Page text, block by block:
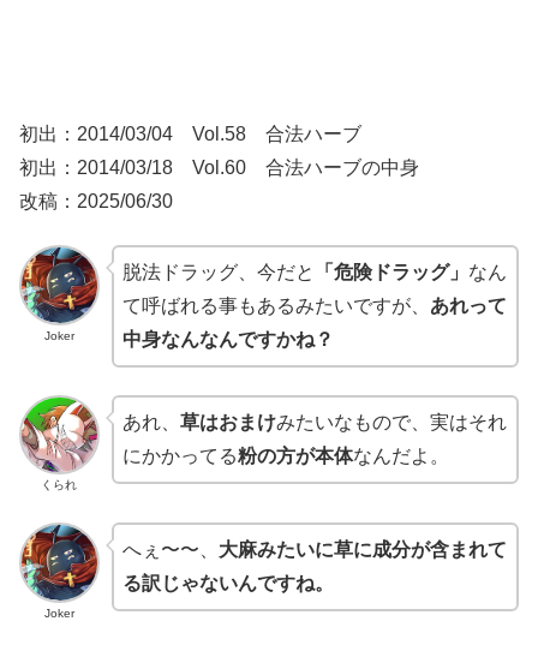
初出：2014/03/04 Vol.58 合法ハーブ
初出：2014/03/18 Vol.60 合法ハーブの中身
改稿：2025/06/30
Joker
脱法ドラッグ、今だと 「危険ドラッグ」 なん
て呼ばれる事もあるみたいですが、 あれって
中身なんなんですかね？
くられ
あれ、 草はおまけみたいなもので、実はそれ
にかかってる粉の方が本体なんだよ。
Joker
へぇ〜〜、 大麻みたいに草に成分が含まれて
る訳じゃないんですね。